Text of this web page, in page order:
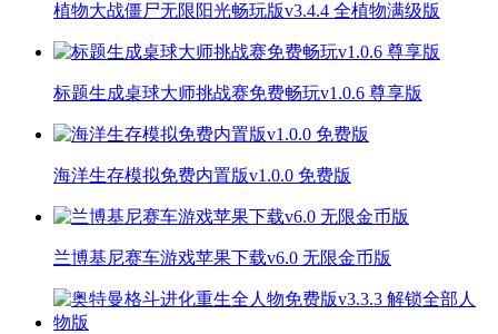
植物大战僵尸无限阳光畅玩版v3.4.4 全植物满级版
标题生成桌球大师挑战赛免费畅玩v1.0.6 尊享版
海洋生存模拟免费内置版v1.0.0 免费版
兰博基尼赛车游戏苹果下载v6.0 无限金币版